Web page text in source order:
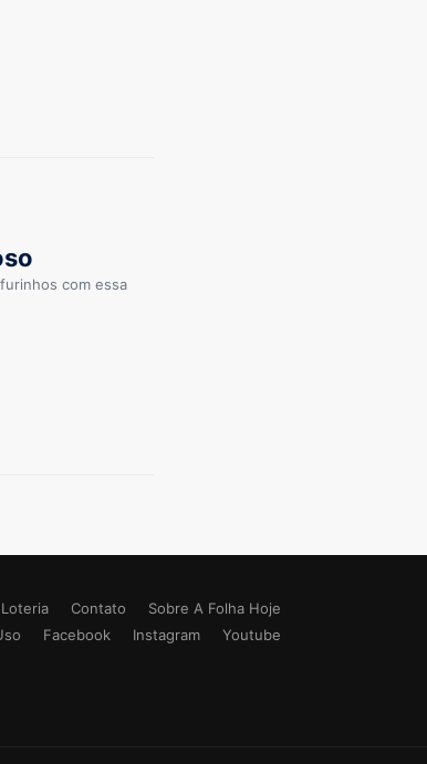
com essa
Loteria Contato
Sobre A Folha Hoje
Facebook Instagram Youtube